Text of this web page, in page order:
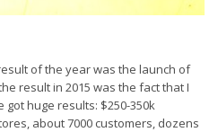
of the year was the launch of
result in 2015 was the fact that I
huge results: $250-350k
about 7000 customers, dozens